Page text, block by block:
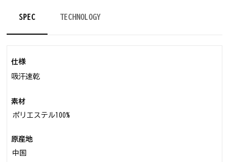
SPEC TECHNOLOGY
仕様
吸汗速乾
素材
ポリエステル100%
原産地
中国